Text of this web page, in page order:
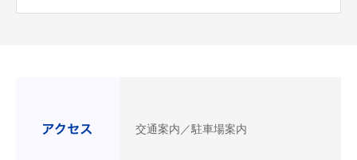
交通案内／駐車場案内